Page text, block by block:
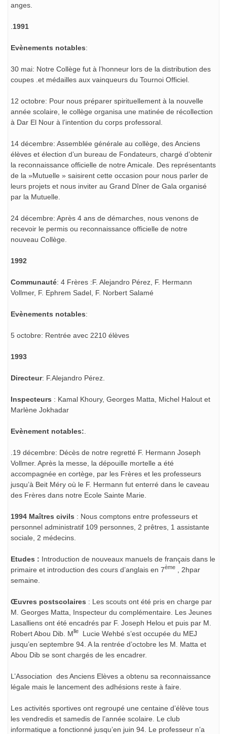
anges.
1991
Evènements notables:
30 mai: Notre Collège fut à l’honneur lors de la distribution des
coupes .et médailles aux vainqueurs du Tournoi Officiel.
12 octobre: Pour nous préparer spirituellement à la nouvelle
année scolaire, le collège organisa une matinée de récollection
à Dar El Nour à l’intention du corps professoral.
14 décembre: Assemblée générale au collège, des Anciens
élèves et élection d’un bureau de Fondateurs, chargé d’obtenir
la reconnaissance officielle de notre Amicale. Des représentants
de la »Mutuelle » saisirent cette occasion pour nous parler de
leurs projets et nous inviter au Grand Dîner de Gala organisé
par la Mutuelle.
24 décembre: Après 4 ans de démarches, nous venons de
recevoir le permis ou reconnaissance officielle de notre
nouveau Collège.
1992
Communauté: 4 Frères :F. Alejandro Pérez, F. Hermann
Vollmer, F. Ephrem Sadel, F. Norbert Salamé
Evènements notables:
5 octobre: Rentrée avec 2210 élèves
1993
Directeur: F.Alejandro Pérez.
Inspecteurs : Kamal Khoury, Georges Matta, Michel Halout et
Marlène Jokhadar
Evènement notables:
.19 décembre: Décès de notre regretté F. Hermann Joseph
Vollmer. Après la messe, la dépouille mortelle a été
accompagnée en cortège, par les Frères et les professeurs
jusqu’à Beit Méry où le F. Hermann fut enterré dans le caveau
des Frères dans notre Ecole Sainte Marie.
1994 Maîtres civils : Nous comptons entre professeurs et
personnel administratif 109 personnes, 2 prêtres, 1 assistante
sociale, 2 médecins.
Etudes : Introduction de nouveaux manuels de français dans le
primaire et introduction des cours d’anglais en 7ème
, 2hpar
semaine.
Œuvres postscolaires : Les scouts ont été pris en charge par
M. Georges Matta, Inspecteur du complémentaire. Les Jeunes
Lasalliens ont été encadrés par F. Joseph Helou et puis par M.
Robert Abou Dib. M lle
Lucie Wehbé s’est occupée du MEJ
jusqu’en septembre 94. A la rentrée d’octobre les M. Matta et
Abou Dib se sont chargés de les encadrer.
L’Association des Anciens Elèves a obtenu sa reconnaissance
légale mais le lancement des adhésions reste à faire.
Les activités sportives ont regroupé une centaine d’élève tous
les vendredis et samedis de l’année scolaire. Le club
informatique a fonctionné jusqu’en juin 94. Le professeur n’a